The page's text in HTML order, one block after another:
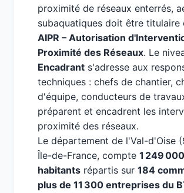
proximité de réseaux enterrés,
subaquatiques doit être titulaire
AIPR – Autorisation
Proximité des Réseaux. Le
Encadrant s'adresse aux
techniques : chefs de chantier,
d'équipe, conducteurs de
préparent et encadrent les
proximité des réseaux.
Le département de l'Val-d'Oise
Île-de-France, compte 1 249 000
habitants répartis sur 184
plus de 11 300 entreprises du